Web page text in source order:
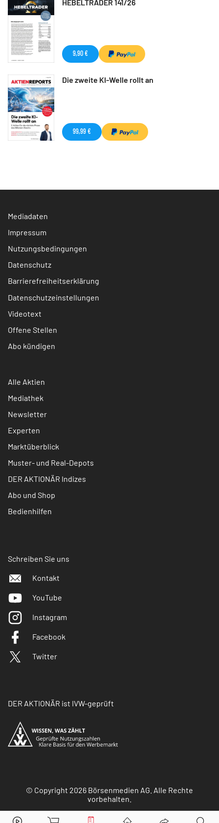
HEBELTRADER 141/26
9,90 €
Die zweite KI-Welle rollt an
99,99 €
Mediadaten
Impressum
Nutzungsbedingungen
Datenschutz
Barrierefreiheitserklärung
Datenschutzeinstellungen
Videotext
Offene Stellen
Abo kündigen
Alle Aktien
Mediathek
Newsletter
Experten
Marktüberblick
Muster- und Real-Depots
DER AKTIONÄR Indizes
Abo und Shop
Bedienhilfen
Schreiben Sie uns
Kontakt
YouTube
Instagram
Facebook
Twitter
DER AKTIONÄR ist IVW-geprüft
© Copyright 2026 Börsenmedien AG. Alle Rechte
vorbehalten.